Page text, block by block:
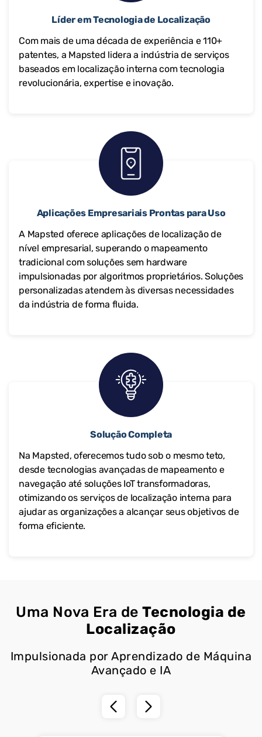
Líder em Tecnologia de Localização
Com mais de uma década de experiência e 110+
patentes, a Mapsted lidera a indústria de serviços
baseados em localização interna com tecnologia
revolucionária, expertise e inovação.
Aplicações Empresariais Prontas para Uso
A Mapsted oferece aplicações de localização de
nível empresarial, superando o mapeamento
tradicional com soluções sem hardware
impulsionadas por algoritmos proprietários. Soluções
personalizadas atendem às diversas necessidades
da indústria de forma fluida.
Solução Completa
Na Mapsted, oferecemos tudo sob o mesmo teto,
desde tecnologias avançadas de mapeamento e
navegação até soluções IoT transformadoras,
otimizando os serviços de localização interna para
ajudar as organizações a alcançar seus objetivos de
forma eficiente.
Uma Nova Era de Tecnologia de
Localização
Impulsionada por Aprendizado de Máquina
Avançado e IA